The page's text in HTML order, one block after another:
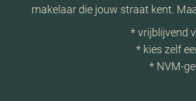
makelaar die jouw straat kent.
* vrijblijvend
* kies zelf
* NVM-